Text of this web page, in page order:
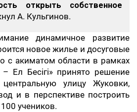
открыть собственное
А. Кульгинов.
динамичное развитие
новое жилье и досуговые
с акиматом области в рамках
Ел Бесігі» принято решение
центральную улицу Жуковки,
и в перспективе построить
учеников.